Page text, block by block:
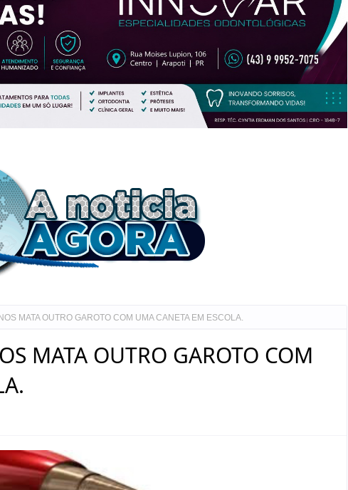
MATA OUTRO GAROTO COM UMA CANETA EM ESCOLA.
MATA OUTRO GAROTO COM